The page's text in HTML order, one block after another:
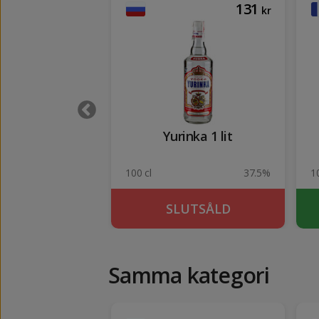
131 kr
Yurinka 1 lit
100 cl 37.5%
SLUTSÅLD
Samma kategori